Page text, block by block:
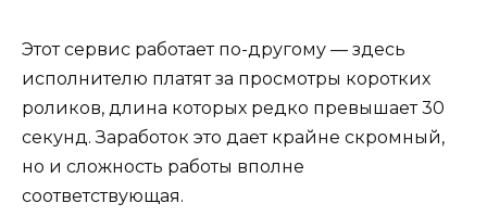
Этот сервис работает по-другому — здесь
исполнителю платят за просмотры коротких
роликов, длина которых редко превышает 30
секунд. Заработок это дает крайне скромный,
но и сложность работы вполне
соответствующая.